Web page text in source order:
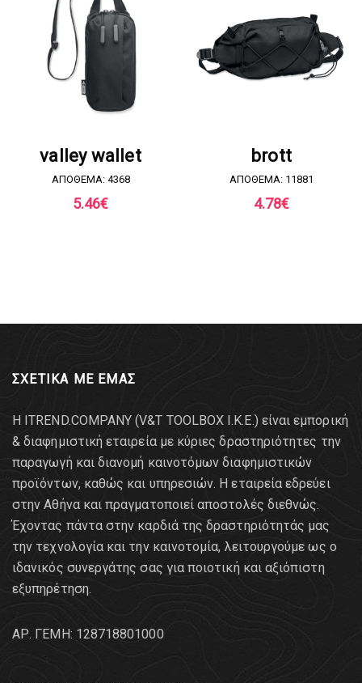
valley wallet
ΑΠΟΘΕΜΑ: 4368
5.46€
brott
ΑΠΟΘΕΜΑ: 11881
4.78€
ΣΧΕΤΙΚΑ ΜΕ ΕΜΑΣ
Η ITREND.COMPANY (V&T TOOLBOX Ι.Κ.Ε.) είναι εμπορική
& διαφημιστική εταιρεία με κύριες δραστηριότητες την
παραγωγή και διανομή καινοτόμων διαφημιστικών
προϊόντων, καθώς και υπηρεσιών. Η εταιρεία εδρεύει
στην Αθήνα και πραγματοποιεί αποστολές διεθνώς.
Έχοντας πάντα στην καρδιά της δραστηριότητάς μας
την τεχνολογία και την καινοτομία, λειτουργούμε ως ο
ιδανικός συνεργάτης σας για ποιοτική και αξιόπιστη
εξυπηρέτηση.
AΡ. ΓΕΜΗ: 128718801000